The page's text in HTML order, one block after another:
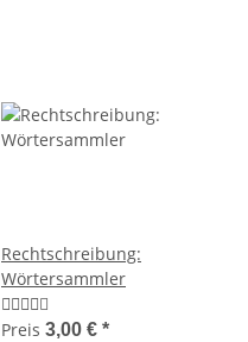
Rechtschreibung:
Wörtersammler
Preis 3,00 € *